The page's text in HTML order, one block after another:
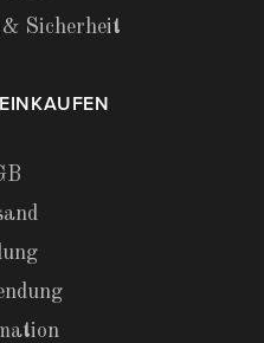
& Sicherheit